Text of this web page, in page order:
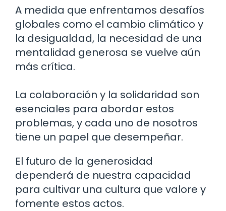
A medida que enfrentamos desafíos
globales como el cambio climático y
la desigualdad, la necesidad de una
mentalidad generosa se vuelve aún
más crítica.
La colaboración y la solidaridad son
esenciales para abordar estos
problemas, y cada uno de nosotros
tiene un papel que desempeñar.
El futuro de la generosidad
dependerá de nuestra capacidad
para cultivar una cultura que valore y
fomente estos actos.